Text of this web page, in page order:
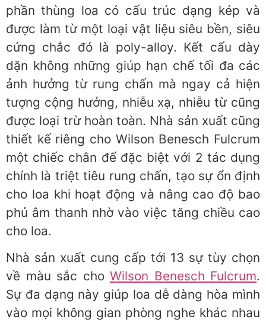
phần thùng loa có cấu trúc dạng kép và
được làm từ một loại vật liệu siêu bền, siêu
cứng chắc đó là poly-alloy. Kết cấu dày
dặn không những giúp hạn chế tối đa các
ảnh hưởng từ rung chấn mà ngay cả hiện
tượng cộng hưởng, nhiễu xạ, nhiễu từ cũng
được loại trừ hoàn toàn. Nhà sản xuất cũng
thiết kế riêng cho Wilson Benesch Fulcrum
một chiếc chân đế đặc biệt với 2 tác dụng
chính là triệt tiêu rung chấn, tạo sự ổn định
cho loa khi hoạt động và nâng cao độ bao
phủ âm thanh nhờ vào việc tăng chiều cao
cho loa.
Nhà sản xuất cung cấp tới 13 sự tùy chọn
về màu sắc cho Wilson Benesch Fulcrum.
Sự đa dạng này giúp loa dễ dàng hòa mình
vào mọi không gian phòng nghe khác nhau